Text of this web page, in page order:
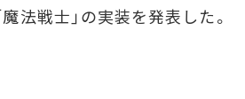
法戦士」の実装を発表した。